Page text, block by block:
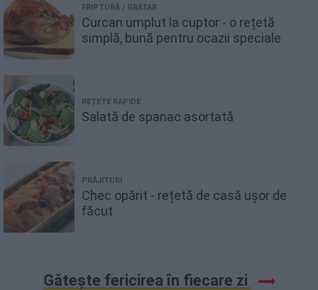
FRIPTURĂ / GRĂTAR
Curcan umplut la cuptor - o rețetă
simplă, bună pentru ocazii speciale
REȚETE RAPIDE
Salată de spanac asortată
PRĂJITURI
Chec opărit - rețetă de casă ușor de
făcut
Gătește fericirea în fiecare zi